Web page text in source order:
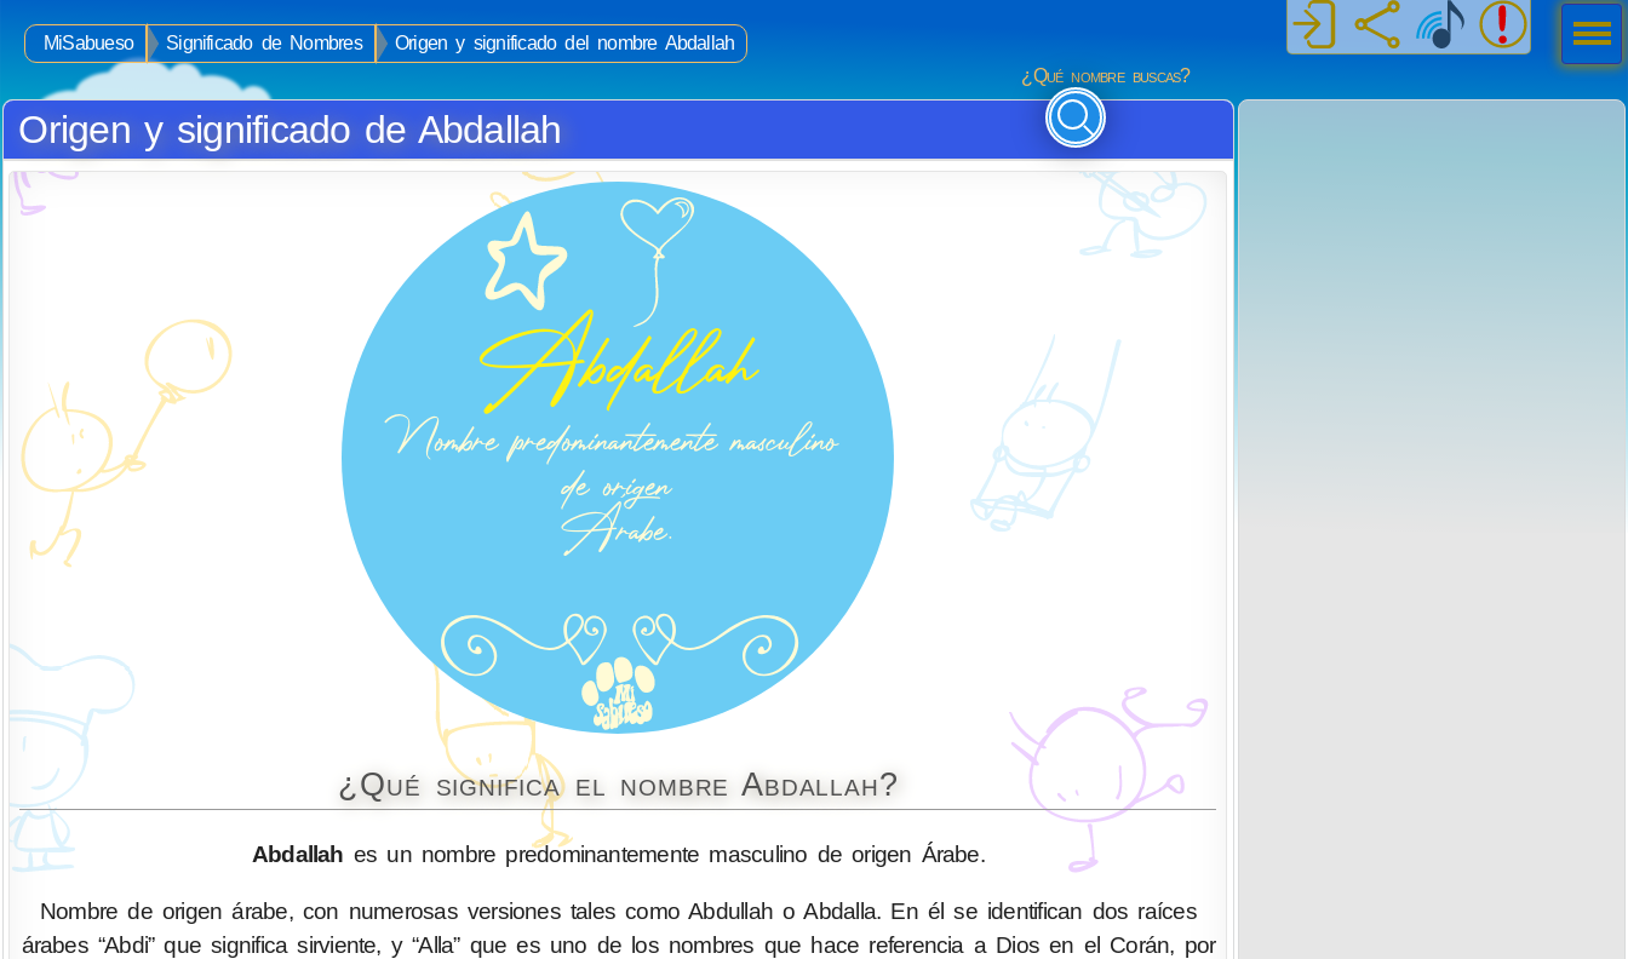
MiSabueso Significado de Nombres
Origen y significado del nombre Abdallah
¿Qué nombre buscas?
Origen y significado de Abdallah
¿Qué significa el nombre Abdallah?
Abdallah es un nombre predominantemente masculino de origen Árabe.
Nombre de origen árabe, con numerosas versiones tales como Abdullah o Abdalla. En él se identifican dos raíces
árabes “Abdi” que significa sirviente, y “Alla” que es uno de los nombres que hace referencia a Dios en el Corán, por
Men
ú